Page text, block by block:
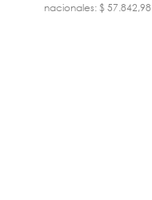
nacionales: $ 57.842,98